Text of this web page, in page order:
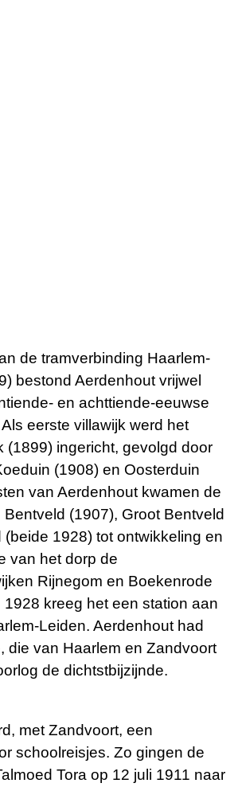
de tramverbinding Haarlem-
bestond Aerdenhout vrijwel
en achttiende-eeuwse
eerste villawijk werd het
(1899) ingericht, gevolgd door
(1908) en Oosterduin
van Aerdenhout kwamen de
(1907), Groot Bentveld
1928) tot ontwikkeling en
van het dorp de
Rijnegom en Boekenrode
1928 kreeg het een station aan
Leiden. Aerdenhout had
die van Haarlem en Zandvoort
de dichtstbijzijnde.
met Zandvoort, een
schoolreisjes. Zo gingen de
Tora op 12 juli 1911 naar